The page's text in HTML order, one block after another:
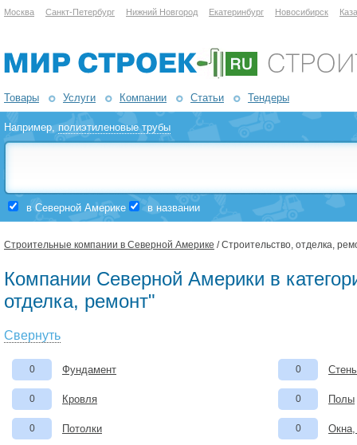
Москва Санкт-Петербург Нижний Новгород Екатеринбург Новосибирск
Товары Услуги Компании Статьи Тендеры
Например,полиэтиленовые трубы
в Северной Америке в названии
Строительные компании в Северной Америке / Строительство, отделка,
Компании Северной Америки в
отделка, ремонт"
Свернуть
0 Фундамент 0
0 Кровля 0 Полы
0 Потолки 0